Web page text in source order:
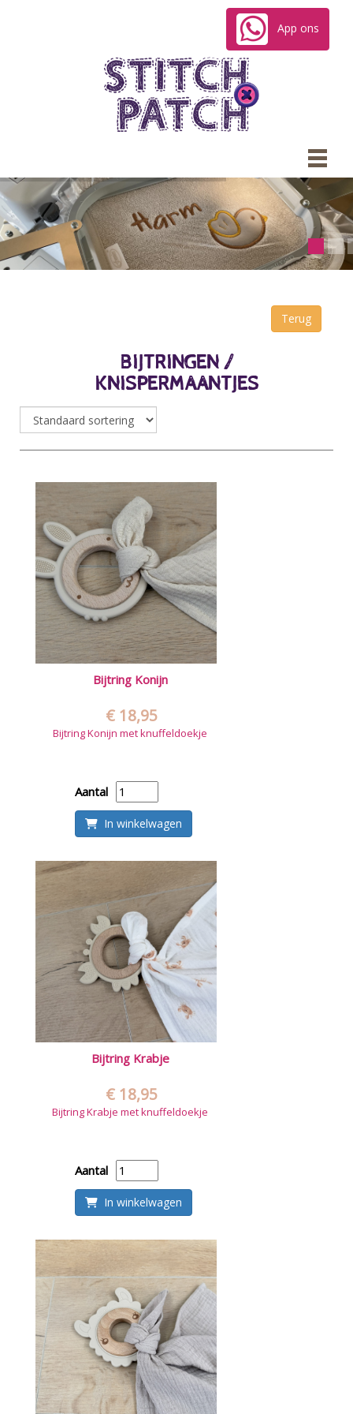
App ons
BIJTRINGEN /
KNISPERMAANTJES
Bijtring Konijn
€ 18,95
Bijtring Konijn met knuffeldoekje
Aantal
In winkelwagen
Bijtring Krabje
€ 18,95
Bijtring Krabje met knuffeldoekje
Aantal
In winkelwagen